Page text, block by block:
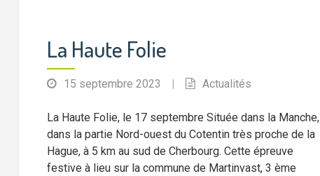
La Haute Folie
15 septembre 2023 | Actualités
La Haute Folie, le 17 septembre Située dans la Manche,
dans la partie Nord-ouest du Cotentin très proche de la
Hague, à 5 km au sud de Cherbourg. Cette épreuve
festive à lieu sur la commune de Martinvast, 3 ème